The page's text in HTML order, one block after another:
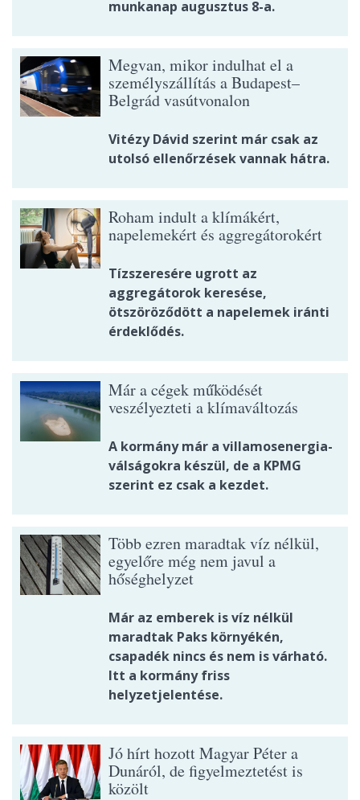
munkanap augusztus 8-a.
Megvan, mikor indulhat el a
személyszállítás a Budapest–
Belgrád vasútvonalon
Vitézy Dávid szerint már csak az
utolsó ellenőrzések vannak hátra.
Roham indult a klímákért,
napelemekért és aggregátorokért
Tízszeresére ugrott az
aggregátorok keresése,
ötszöröződött a napelemek iránti
érdeklődés.
Már a cégek működését
veszélyezteti a klímaváltozás
A kormány már a villamosenergia-
válságokra készül, de a KPMG
szerint ez csak a kezdet.
Több ezren maradtak víz nélkül,
egyelőre még nem javul a
hőséghelyzet
Már az emberek is víz nélkül
maradtak Paks környékén,
csapadék nincs és nem is várható.
Itt a kormány friss
helyzetjelentése.
Jó hírt hozott Magyar Péter a
Dunáról, de figyelmeztetést is
közölt